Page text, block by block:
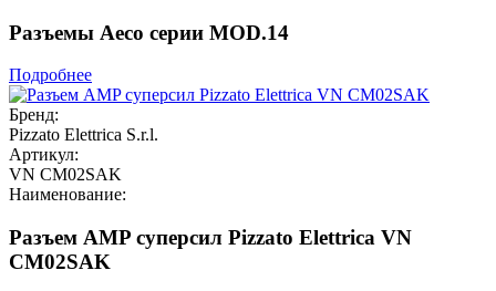
Разъемы Aeco серии MOD.14
Подробнее
Бренд:
Pizzato Elettrica S.r.l.
Артикул:
VN CM02SAK
Наименование:
Разъем AMP суперсил Pizzato Elettrica VN
CM02SAK